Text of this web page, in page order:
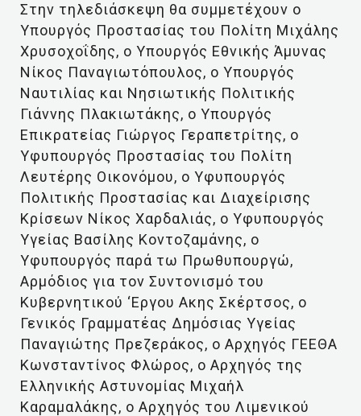
Στην τηλεδιάσκεψη θα συμμετέχουν ο
Υπουργός Προστασίας του Πολίτη Μιχάλης
Χρυσοχοΐδης, ο Υπουργός Εθνικής Άμυνας
Νίκος Παναγιωτόπουλος, ο Υπουργός
Ναυτιλίας και Νησιωτικής Πολιτικής
Γιάννης Πλακιωτάκης, ο Υπουργός
Επικρατείας Γιώργος Γεραπετρίτης, ο
Υφυπουργός Προστασίας του Πολίτη
Λευτέρης Οικονόμου, ο Υφυπουργός
Πολιτικής Προστασίας και Διαχείρισης
Κρίσεων Νίκος Χαρδαλιάς, ο Υφυπουργός
Υγείας Βασίλης Κοντοζαμάνης, ο
Υφυπουργός παρά τω Πρωθυπουργώ,
Αρμόδιος για τον Συντονισμό του
Κυβερνητικού ‘Εργου Ακης Σκέρτσος, ο
Γενικός Γραμματέας Δημόσιας Υγείας
Παναγιώτης Πρεζεράκος, ο Αρχηγός ΓΕΕΘΑ
Κωνσταντίνος Φλώρος, ο Αρχηγός της
Ελληνικής Αστυνομίας Μιχαήλ
Καραμαλάκης, ο Αρχηγός του Λιμενικού